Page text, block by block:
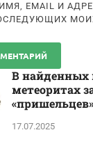
EMAIL И
В найденных
метеоритах
17.07.2025